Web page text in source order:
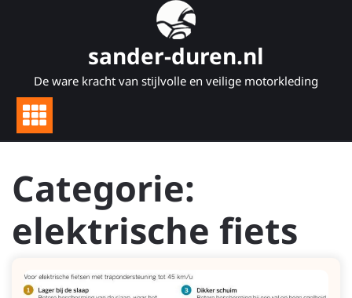
sander-duren.nl
De ware kracht van stijlvolle en veilige motorkleding
Categorie:
elektrische fiets